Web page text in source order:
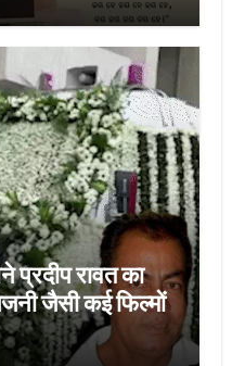
प्रदीप रावत का
जैसी कई फिल्मों